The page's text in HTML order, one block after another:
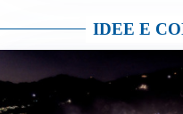
IDEE E